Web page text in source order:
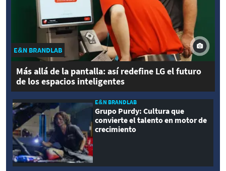
E&N BRANDLAB
Más allá de la pantalla: así redefine LG el futuro
de los espacios inteligentes
E&N BRANDLAB
Grupo Purdy: Cultura que
convierte el talento en motor de
crecimiento